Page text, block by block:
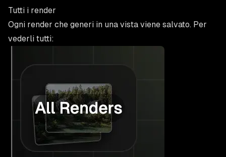
Tutti i render
Ogni render che generi in una vista viene salvato. Per
vederli tutti: